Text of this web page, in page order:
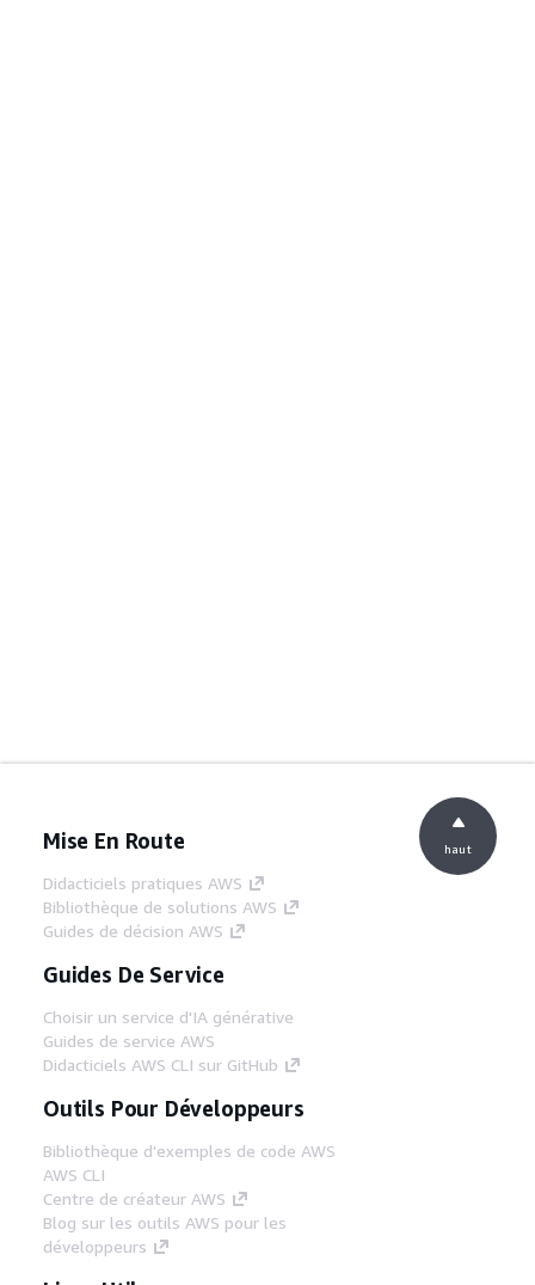
Mise En Route
Didacticiels pratiques AWS
Bibliothèque de solutions AWS
Guides de décision AWS
Guides De Service
Choisir un service d'IA générative
Guides de service AWS
Didacticiels AWS CLI sur GitHub
Outils Pour Développeurs
Bibliothèque d'exemples de code AWS
AWS CLI
Centre de créateur AWS
Blog sur les outils AWS pour les
développeurs
haut